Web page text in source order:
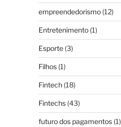
empreendedorismo(12)
Entretenimento(1)
Esporte(3)
Filhos(1)
Fintech(18)
Fintechs(43)
futuro dos pagamentos(1)